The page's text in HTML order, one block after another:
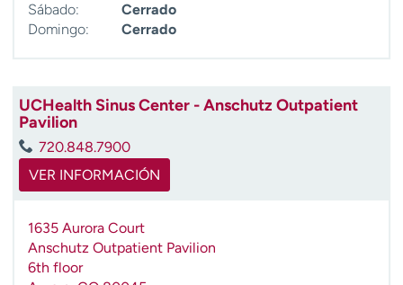
Sábado:
Cerrado
Domingo:
Cerrado
UCHealth Sinus Center - Anschutz Outpatient
Pavilion
720.848.7900
VER INFORMACIÓN
1635 Aurora Court
Anschutz Outpatient Pavilion
6th floor